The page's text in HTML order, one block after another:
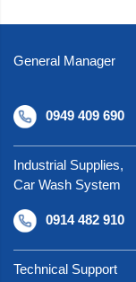
General Manager
0949 409 690
Industrial Supplies,
Car Wash System
0914 482 910
Technical Support